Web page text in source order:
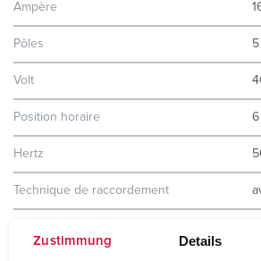
Zustimmung Details
Ampère
Pôles
Volt
Position horaire 6
Hertz
Technique de raccordement